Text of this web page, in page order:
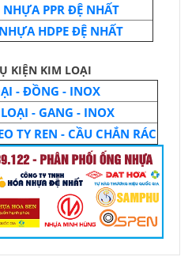
PPR ĐỆ NHẤT
HDPE ĐỆ NHẤT
KIỆN KIM LOẠI
- ĐỒNG - INOX
- GANG - INOX
TY REN - CẦU CHẮN RÁC